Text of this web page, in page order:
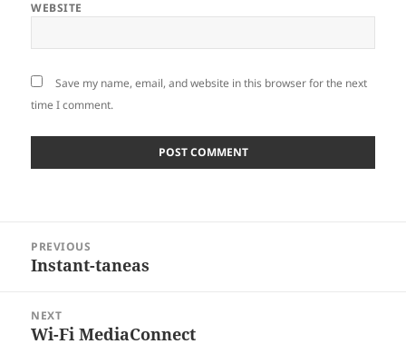
WEBSITE
Save my name, email, and website in this browser for the next
time I comment.
navigation
PREVIOUS
Previous
Instant-taneas
NEXT
Next
Wi-Fi MediaConnect